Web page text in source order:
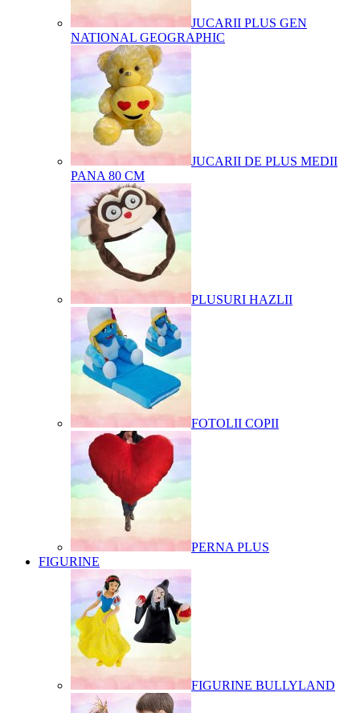
JUCARII PLUS GEN
NATIONAL GEOGRAPHIC
JUCARII DE PLUS MEDII
PANA 80 CM
PLUSURI HAZLII
FOTOLII COPII
PERNA PLUS
FIGURINE
FIGURINE BULLYLAND